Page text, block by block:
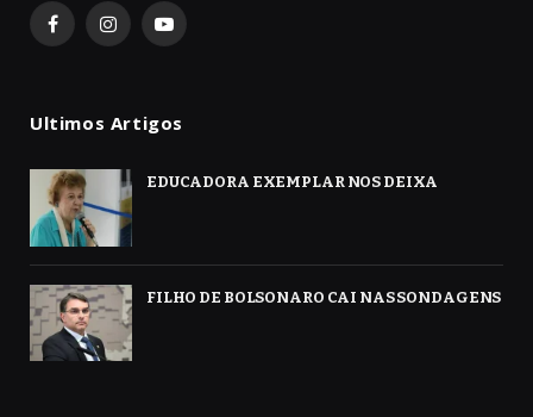
FacebookInstagramYouTube
Ultimos Artigos
EDUCADORA EXEMPLAR NOS DEIXA
FILHO DE BOLSONARO CAI NAS SONDAGENS